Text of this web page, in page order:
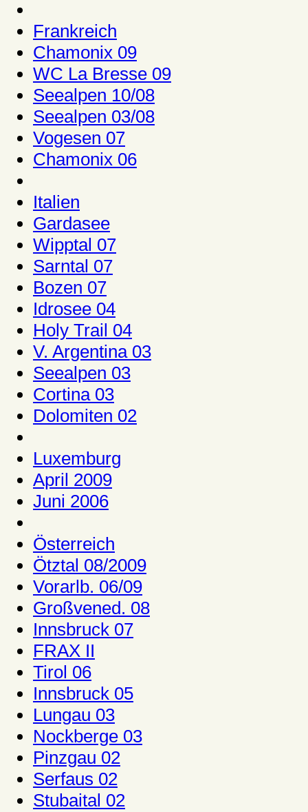
Frankreich
Chamonix 09
WC La Bresse 09
Seealpen 10/08
Seealpen 03/08
Vogesen 07
Chamonix 06
Italien
Gardasee
Wipptal 07
Sarntal 07
Bozen 07
Idrosee 04
Holy Trail 04
V. Argentina 03
Seealpen 03
Cortina 03
Dolomiten 02
Luxemburg
April 2009
Juni 2006
Österreich
Ötztal 08/2009
Vorarlb. 06/09
Großvened. 08
Innsbruck 07
FRAX II
Tirol 06
Innsbruck 05
Lungau 03
Nockberge 03
Pinzgau 02
Serfaus 02
Stubaital 02